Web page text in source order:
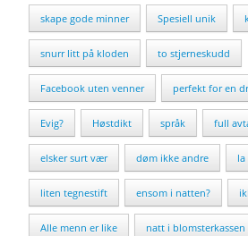
skape gode minner Spesiell unik
snurr litt på kloden to stjerneskudd
Facebook uten venner perfekt for en
Evig? Høstdikt språk full
elsker surt vær døm ikke andre
liten tegnestift ensom i natten?
Alle menn er like natt i blomsterkassen